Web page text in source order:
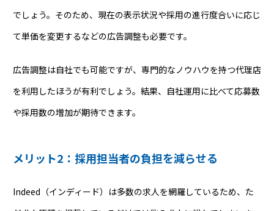
でしょう。そのため、現在の表示状況や採用の進行度合いに応じ
て単価を変更するなどの広告調整も必要です。
広告調整は自社でも可能ですが、専門的なノウハウを持つ代理店
を利用したほうが有利でしょう。結果、自社運用に比べて応募数
や採用数の増加が期待できます。
メリット2：採用担当者の負担を減らせる
Indeed（インディード）は多数の求人を網羅しているため、た